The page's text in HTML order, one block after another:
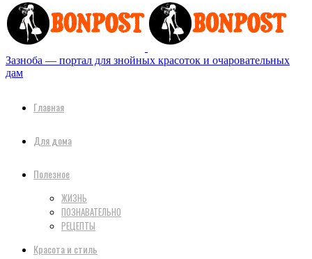
Зазноба — портал для знойных красоток и очаровательных
дам
Главная
Для дома
Полезное
ЖИЗНЬ
ПОЗНАВАТЕЛЬНО
РЕЦЕПТЫ
Красота и стиль